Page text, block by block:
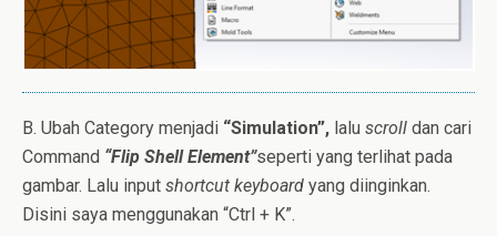
B. Ubah Category menjadi “Simulation”, lalu scroll dan cari
Command “Flip Shell Element”seperti yang terlihat pada
gambar. Lalu input shortcut keyboard yang diinginkan.
Disini saya menggunakan “Ctrl + K”.